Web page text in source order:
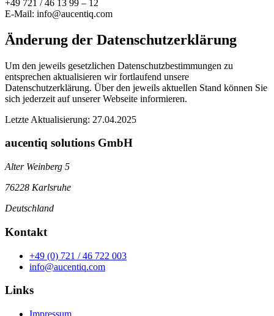
+49 721 / 46 13 99 – 12
E-Mail: info@aucentiq.com
Änderung der Datenschutzerklärung
Um den jeweils gesetzlichen Datenschutzbestimmungen zu
entsprechen aktualisieren wir fortlaufend unsere
Datenschutzerklärung. Über den jeweils aktuellen Stand können Sie
sich jederzeit auf unserer Webseite informieren.
Letzte Aktualisierung: 27.04.2025
aucentiq solutions GmbH
Alter Weinberg 5
76228 Karlsruhe
Deutschland
Kontakt
+49 (0) 721 / 46 722 003
info@aucentiq.com
Links
Impressum